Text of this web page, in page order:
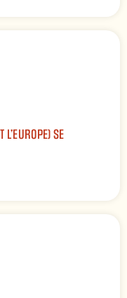
SE